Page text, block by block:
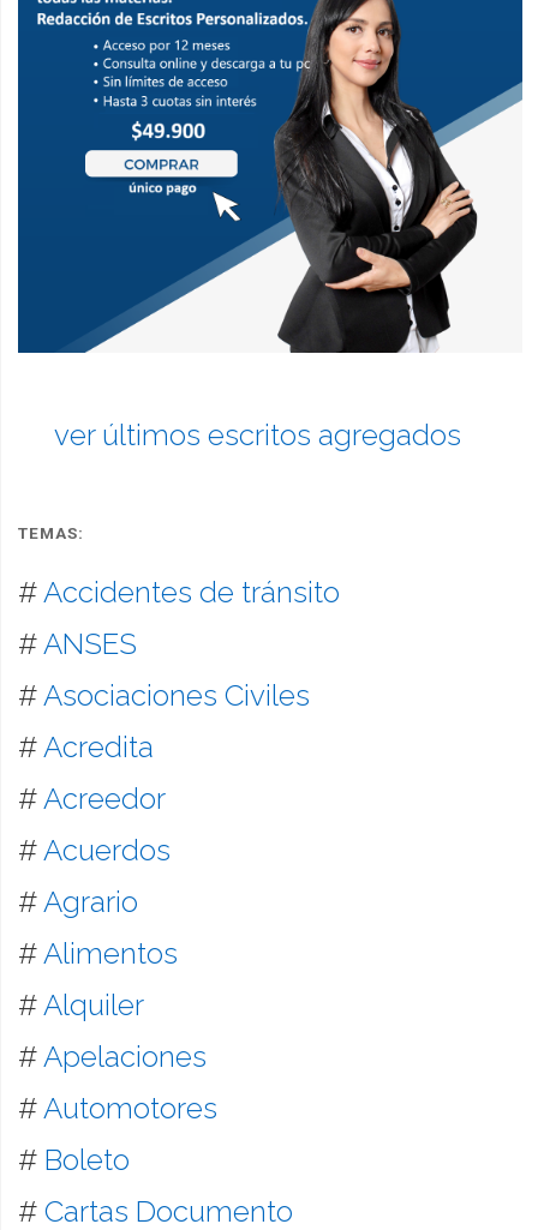
ver últimos escritos agregados
TEMAS:
# Accidentes de tránsito
# ANSES
# Asociaciones Civiles
# Acredita
# Acreedor
# Acuerdos
# Agrario
# Alimentos
# Alquiler
# Apelaciones
# Automotores
# Boleto
# Cartas Documento